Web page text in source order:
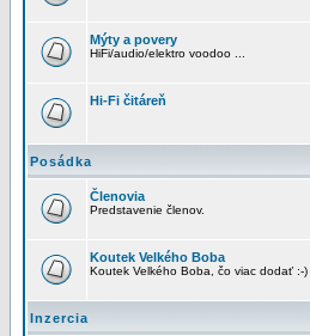
Mýty a povery
HiFi/audio/elektro voodoo ...
Hi-Fi čitáreň
Posádka
Členovia
Predstavenie členov.
Koutek Velkého Boba
Koutek Velkého Boba, čo viac dodať :-)
Inzercia